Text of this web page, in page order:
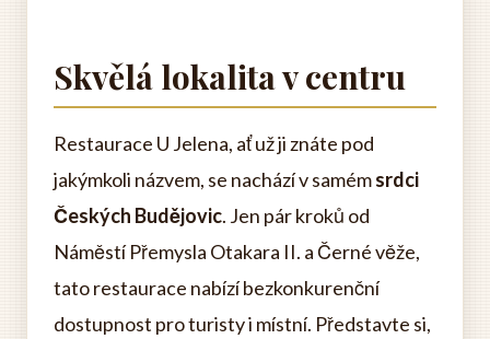
Skvělá lokalita v centru
Restaurace U Jelena, ať už ji znáte pod
jakýmkoli názvem, se nachází v samémsrdci
Českých Budějovic. Jen pár kroků od
Náměstí Přemysla Otakara II. a Černé věže,
tato restaurace nabízí bezkonkurenční
dostupnost pro turisty i místní. Představte si,